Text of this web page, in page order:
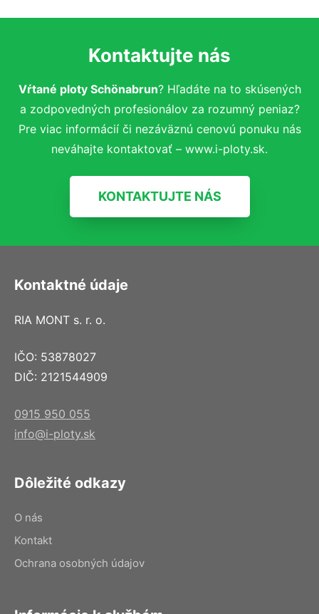
Kontaktujte nás
Vŕtané ploty Schönabrun? Hľadáte na to skúsených
a zodpovedných profesionálov za rozumný peniaz?
Pre viac informácií či nezáväznú cenovú ponuku nás
neváhajte kontaktovať – www.i-ploty.sk.
KONTAKTUJTE NÁS
Kontaktné údaje
RIA MONT s. r. o.
IČO: 53878027
DIČ: 2121544909
0915 950 055
info@i-ploty.sk
Dôležité odkazy
O nás
Kontakt
Ochrana osobných údajov